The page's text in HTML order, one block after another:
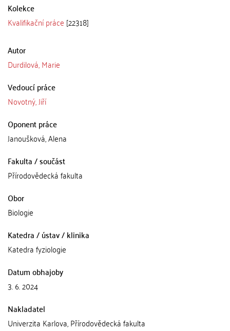
Kolekce
Kvalifikační práce [22318]
Autor
Durdilová, Marie
Vedoucí práce
Novotný, Jiří
Oponent práce
Janoušková, Alena
Fakulta / součást
Přírodovědecká fakulta
Obor
Biologie
Katedra / ústav / klinika
Katedra fyziologie
Datum obhajoby
3. 6. 2024
Nakladatel
Univerzita Karlova, Přírodovědecká fakulta